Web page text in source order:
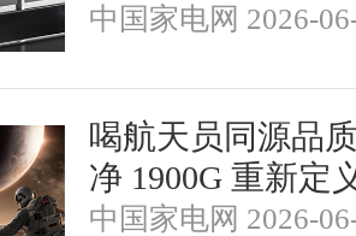
中国家电网 2026-
喝航天员同源品
净 1900G 重新定
中国家电网 2026-